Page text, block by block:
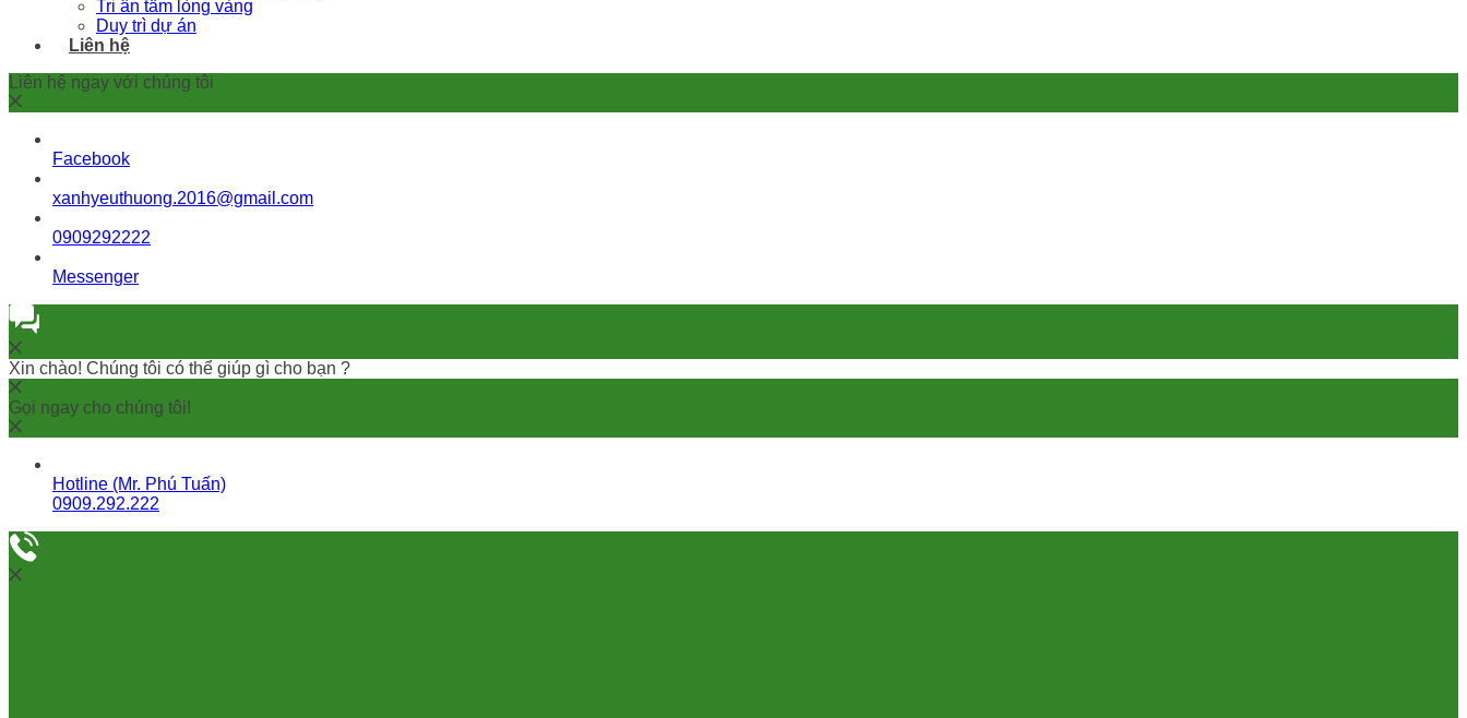
Tri ân tấm lòng vàng
Duy trì dự án
Liên hệ
Liên hệ ngay với chúng tôi
Facebook
xanhyeuthuong.2016@gmail.com
0909292222
Messenger
Xin chào! Chúng tôi có thể giúp gì cho bạn ?
Gọi ngay cho chúng tôi!
Hotline (Mr. Phú Tuấn)
0909.292.222